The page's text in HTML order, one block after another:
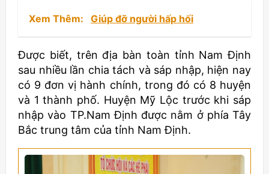
Xem Thêm: Giúp đỡ người hấp hối
Được biết, trên địa bàn toàn tỉnh Nam Định
sau nhiều lần chia tách và sáp nhập, hiện nay
có 9 đơn vị hành chính, trong đó có 8 huyện
và 1 thành phố. Huyện Mỹ Lộc trước khi sáp
nhập vào TP.Nam Định được nằm ở phía Tây
Bắc trung tâm của tỉnh Nam Định.